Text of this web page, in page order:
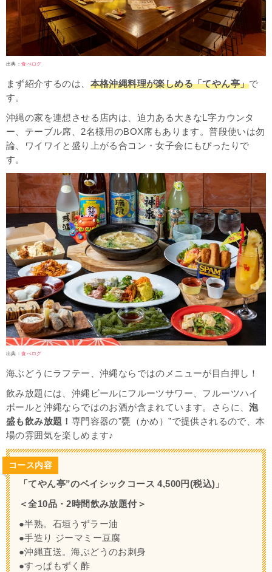
出典：食べログ
まず紹介するのは、 本格沖縄料理が楽しめる「てやん亭」で
す。
沖縄の家を連想させる店内は、迫力ある大きなL字カウンタ
ー、テーブル席、2名様用のBOX席もあります。普段使いは勿
論、ワイワイと盛り上がる合コン・女子会にもぴったりで
す。
出典：食べログ
海ぶどうにラフテー、沖縄ならではのメニューが目白押し！
飲み放題には、沖縄ビールにフルーツサワー、フルーツハイ
ボールと沖縄ならではのお酒が含まれています。さらに、泡
盛も飲み放題！ 専門容器の”甕（かめ）”で提供されるので、本
場の雰囲気を楽しめます♪
コース内容
「てやん亭”のベイシックコース 4,500円(税込)」
＜全10品・2時間飲み放題付＞
●半熟。石垣うずラー油
●手造り ジーマミー豆腐
●沖縄直送。海ぶどうのお刺身
●すっぱもずく酢